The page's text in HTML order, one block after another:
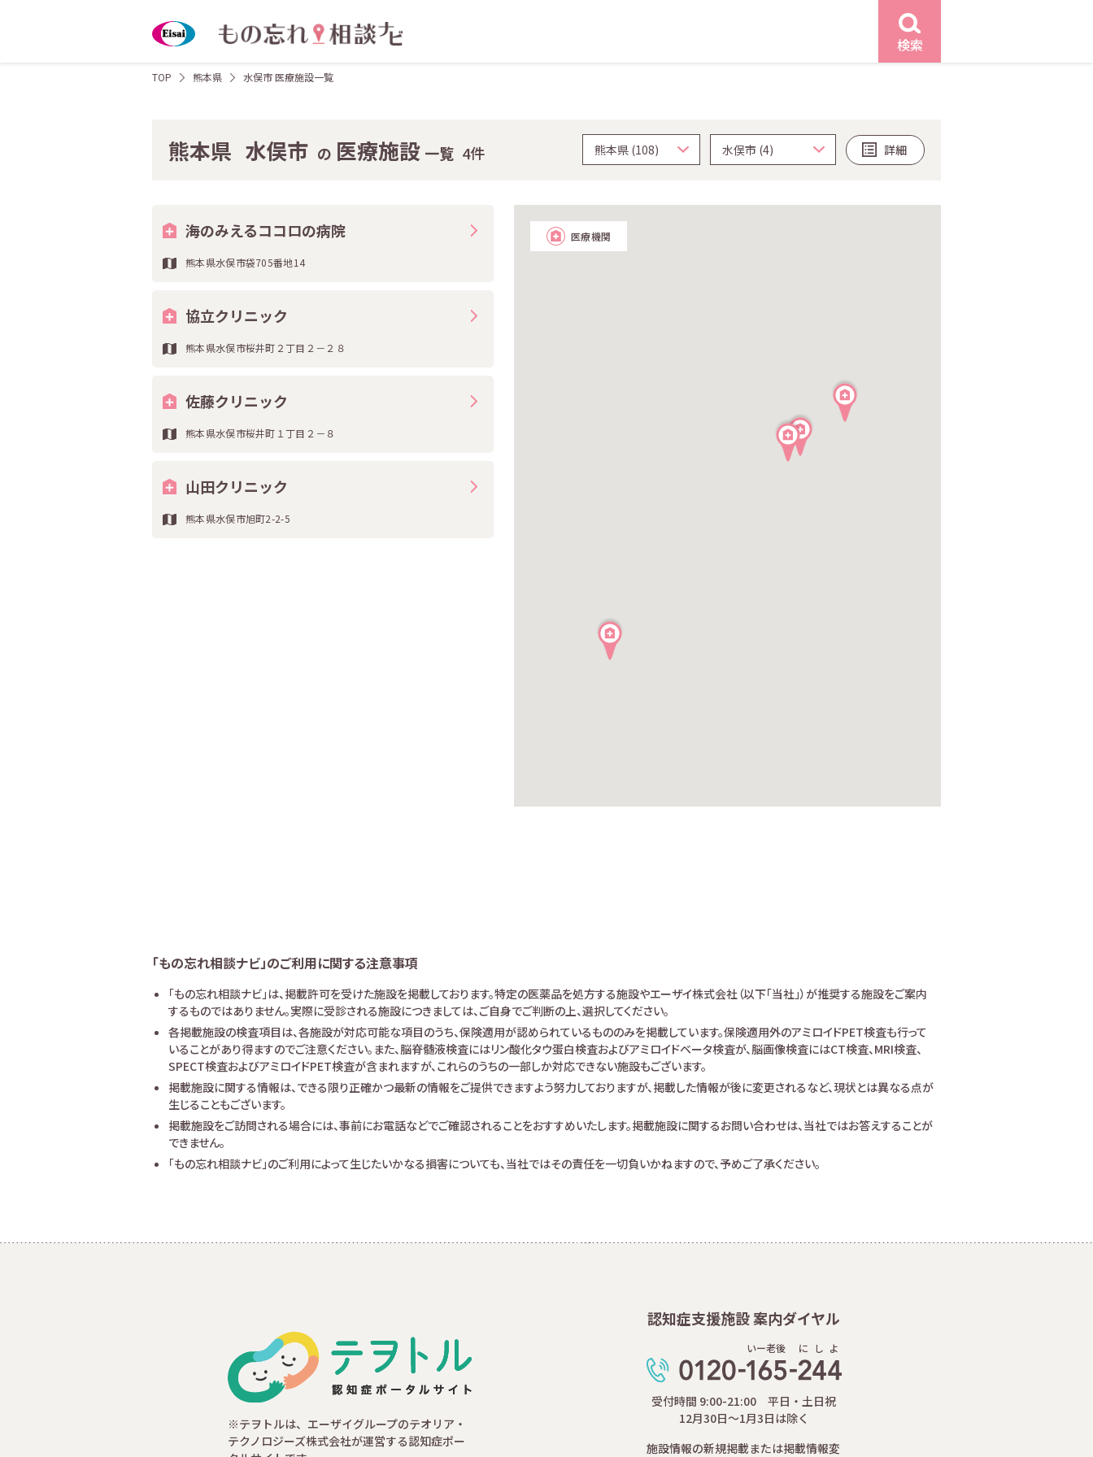
検索
TOP 熊本県 水俣市 医療施設一覧
熊本県 水俣市 の 医療施設 一覧 4件 詳細
海のみえるココロの病院
熊本県水俣市袋705番地14
協立クリニック
熊本県水俣市桜井町２丁目２－２８
佐藤クリニック
熊本県水俣市桜井町１丁目２－８
山田クリニック
熊本県水俣市旭町2-2-5
医療機関
「もの忘れ相談ナビ」のご利用に関する注意事項
「もの忘れ相談ナビ」は、掲載許可を受けた施設を掲載しております。特定の医薬品を処方する施設やエーザイ株式会社（以下「当社」）が推奨する施設をご案内
するものではありません。実際に受診される施設につきましては、ご自身でご判断の上、選択してください。
各掲載施設の検査項目は、各施設が対応可能な項目のうち、保険適用が認められているもののみを掲載しています。保険適用外のアミロイドPET検査も行って
いることがあり得ますのでご注意ください。また、脳脊髄液検査にはリン酸化タウ蛋白検査およびアミロイドベータ検査が、脳画像検査にはCT検査、MRI検査、
SPECT検査およびアミロイドPET検査が含まれますが、これらのうちの一部しか対応できない施設もございます。
掲載施設に関する情報は、できる限り正確かつ最新の情報をご提供できますよう努力しておりますが、掲載した情報が後に変更されるなど、現状とは異なる点が
生じることもございます。
掲載施設をご訪問される場合には、事前にお電話などでご確認されることをおすすめいたします。掲載施設に関するお問い合わせは、当社ではお答えすることが
できません。
「もの忘れ相談ナビ」のご利用によって生じたいかなる損害についても、当社ではその責任を一切負いかねますので、予めご了承ください。
認知症支援施設 案内ダイヤル
いー老後 に し よ
受付時間 9:00-21:00 平日・土日祝
12月30日～1月3日は除く
施設情報の新規掲載または掲載情報変
※テヲトルは、エーザイグループのテオリア・
テクノロジーズ株式会社が運営する認知症ポー